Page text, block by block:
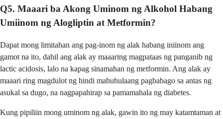
Q5. Maaari ba Akong Uminom ng Alkohol Habang
Umiinom ng Alogliptin at Metformin?
Dapat mong limitahan ang pag-inom ng alak habang iniinom ang
gamot na ito, dahil ang alak ay maaaring magpataas ng panganib ng
lactic acidosis, lalo na kapag sinamahan ng metformin. Ang alak ay
maaari ring magdulot ng hindi mahuhulaang pagbabago sa antas ng
asukal sa dugo, na nagpapahirap sa pamamahala ng diabetes.
Kung pipiliin mong uminom ng alak, gawin ito ng may katamtaman at